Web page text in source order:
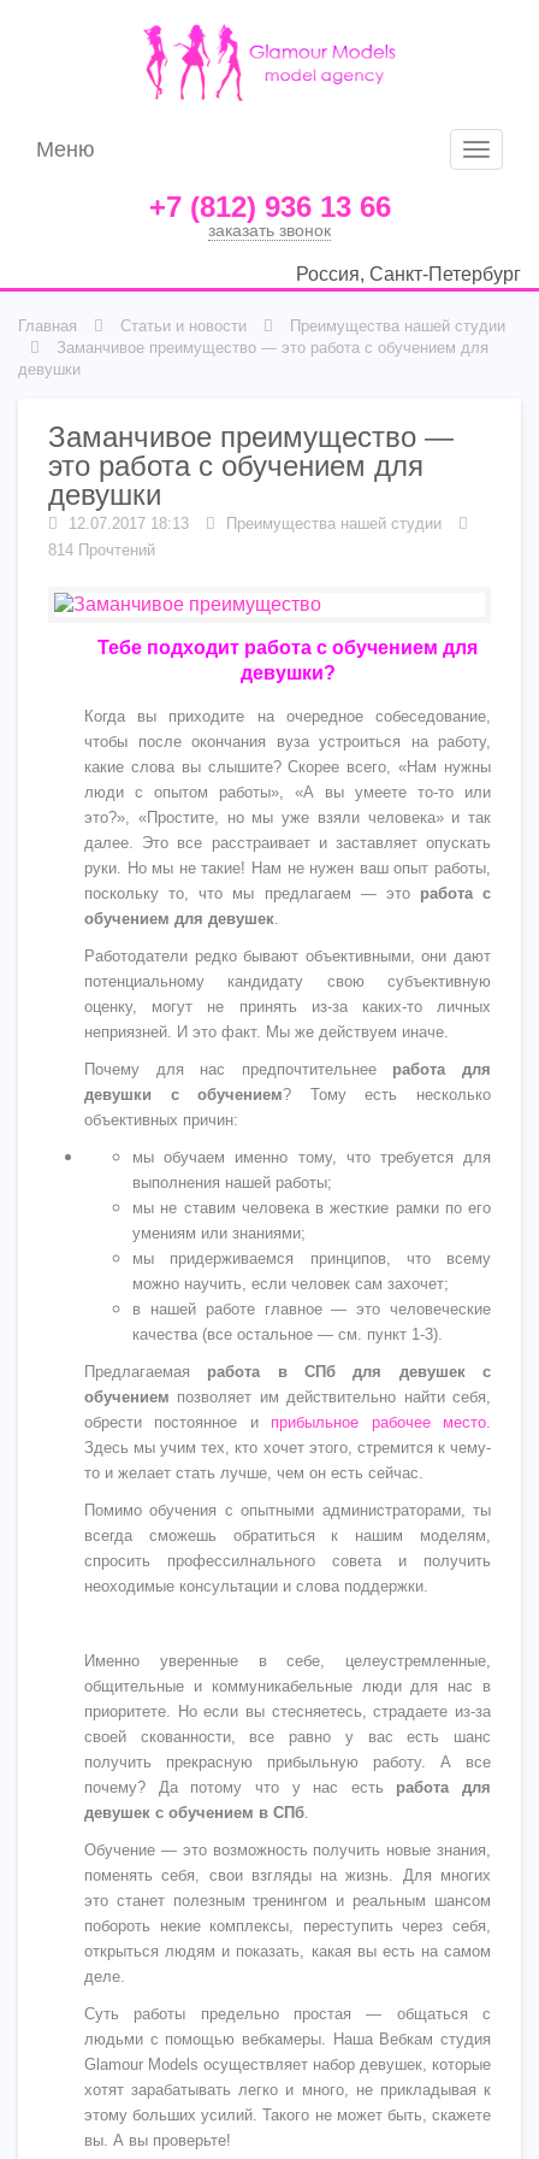
Меню
Меню
+7 (812) 936 13 66
заказать звонок
Россия, Санкт-Петербург
Главная Статьи и новости
Преимущества нашей студии
Заманчивое преимущество — это работа с обучением для
девушки
Заманчивое преимущество —
это работа с обучением для
девушки
12.07.2017 18:13
Преимущества нашей студии
814 Прочтений
Тебе подходит работа с обучением для
девушки?
Когда вы приходите на очередное собеседование,
чтобы после окончания вуза устроиться на работу,
какие слова вы слышите? Скорее всего, «Нам нужны
люди с опытом работы», «А вы умеете то-то или
это?», «Простите, но мы уже взяли человека» и так
далее. Это все расстраивает и заставляет опускать
руки. Но мы не такие! Нам не нужен ваш опыт работы,
поскольку то, что мы предлагаем — это работа с
обучением для девушек.
Работодатели редко бывают объективными, они дают
потенциальному кандидату свою субъективную
оценку, могут не принять из-за каких-то личных
неприязней. И это факт. Мы же действуем иначе.
Почему для нас предпочтительнее работа для
девушки с обучением? Тому есть несколько
объективных причин:
мы обучаем именно тому, что требуется для
выполнения нашей работы;
мы не ставим человека в жесткие рамки по его
умениям или знаниями;
мы придерживаемся принципов, что всему
можно научить, если человек сам захочет;
в нашей работе главное — это человеческие
качества (все остальное — см. пункт 1-3).
Предлагаемая работа в СПб для девушек с
обучением позволяет им действительно найти себя,
обрести постоянное и прибыльное рабочее место.
Здесь мы учим тех, кто хочет этого, стремится к чему-
то и желает стать лучше, чем он есть сейчас.
Помимо обучения с опытными администраторами, ты
всегда сможешь обратиться к нашим моделям,
спросить профессилнального совета и получить
неоходимые консультации и слова поддержки.
Именно уверенные в себе, целеустремленные,
общительные и коммуникабельные люди для нас в
приоритете. Но если вы стесняетесь, страдаете из-за
своей скованности, все равно у вас есть шанс
получить прекрасную прибыльную работу. А все
почему? Да потому что у нас есть работа для
девушек с обучением в СПб.
Обучение — это возможность получить новые знания,
поменять себя, свои взгляды на жизнь. Для многих
это станет полезным тренингом и реальным шансом
побороть некие комплексы, переступить через себя,
открыться людям и показать, какая вы есть на самом
деле.
Суть работы предельно простая — общаться с
людьми с помощью вебкамеры. Наша Вебкам студия
Glamour Models осуществляет набор девушек, которые
хотят зарабатывать легко и много, не прикладывая к
этому больших усилий. Такого не может быть, скажете
вы. А вы проверьте!